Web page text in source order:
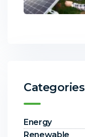
Categories
Energy
Renewable